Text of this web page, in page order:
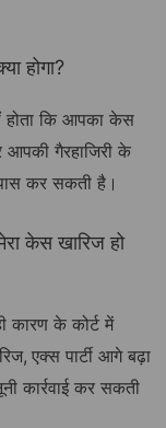
होगा?
होता कि आपका केस
गैरहाजिरी के
कर सकती है।
केस खारिज हो
कारण के कोर्ट में
एक्स पार्टी आगे बढ़ा
कार्रवाई कर सकती